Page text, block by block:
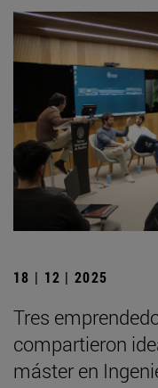
18 | 12 | 2025
Tres
compartieron
máster en